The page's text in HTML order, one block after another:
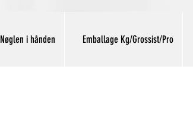
Nøglen i hånden Emballage Kg/Grossist/Pro